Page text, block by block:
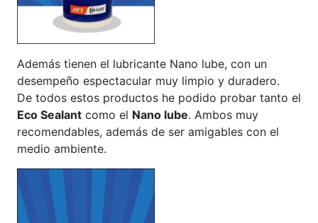
Además tienen el lubricante Nano lube, con un
desempeño espectacular muy limpio y duradero.
De todos estos productos he podido probar tanto el
Eco Sealant como el Nano lube. Ambos muy
recomendables, además de ser amigables con el
medio ambiente.